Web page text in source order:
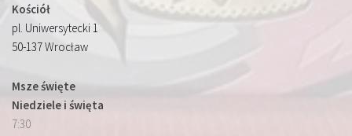
Kościół
pl. Uniwersytecki 1
50-137 Wrocław
Msze święte
Niedziele i święta
7:30